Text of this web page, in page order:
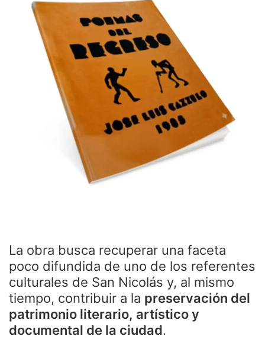
La obra busca recuperar una faceta
poco difundida de uno de los referentes
culturales de San Nicolás y, al mismo
tiempo, contribuir a la preservación del
patrimonio literario, artístico y
documental de la ciudad.